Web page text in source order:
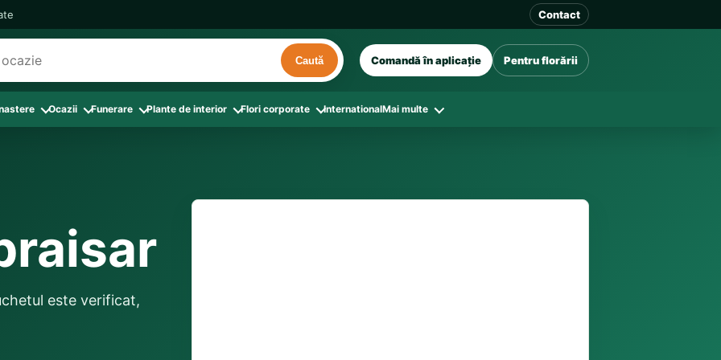
Contact
Caută Comandă în aplicație Pentru florării
interior
rosii
Mama
Prieteni
Sotie
Ocazii
Flori nou-nascut si botez
Flori pentru aniversari
Onomastica
Funerare
Buchete funerare
Flori de Luminatie
Jerbe funerare
Plante de interior
flori
Flori corporate InternationalMai multe
Flori de Florii
Flori de Paste
este verificat,